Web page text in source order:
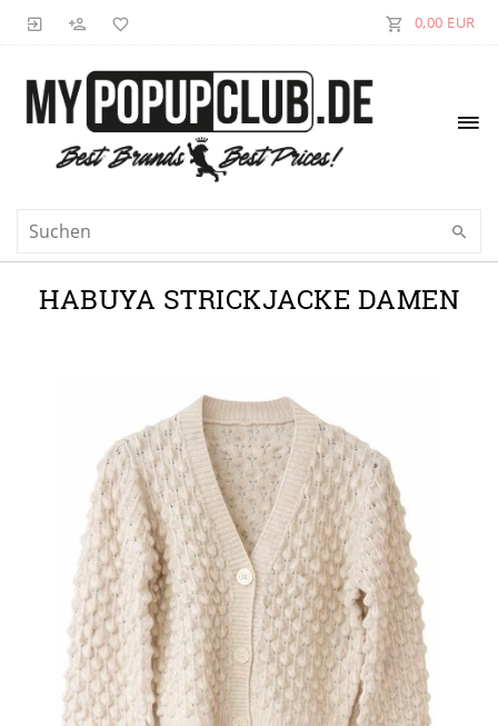
0,00 EUR
HABUYA STRICKJACKE DAMEN